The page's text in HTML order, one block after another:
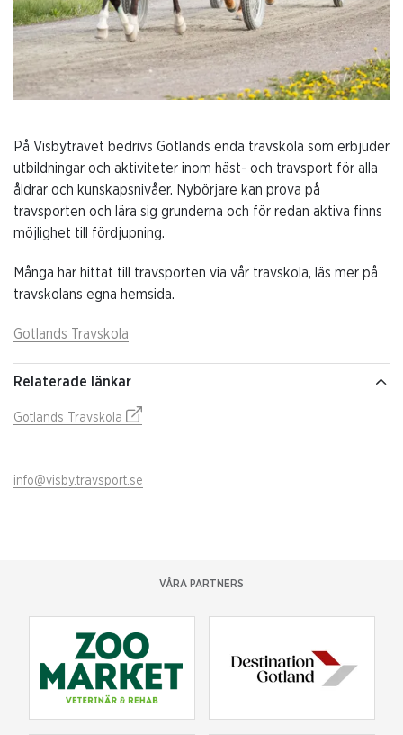
På Visbytravet bedrivs Gotlands enda travskola som erbjuder
utbildningar och aktiviteter inom häst- och travsport för alla
åldrar och kunskapsnivåer. Nybörjare kan prova på
travsporten och lära sig grunderna och för redan aktiva finns
möjlighet till fördjupning.
Många har hittat till travsporten via vår travskola, läs mer på
travskolans egna hemsida.
Gotlands Travskola
Relaterade länkar
Gotlands Travskola
info@visby.travsport.se
VÅRA PARTNERS